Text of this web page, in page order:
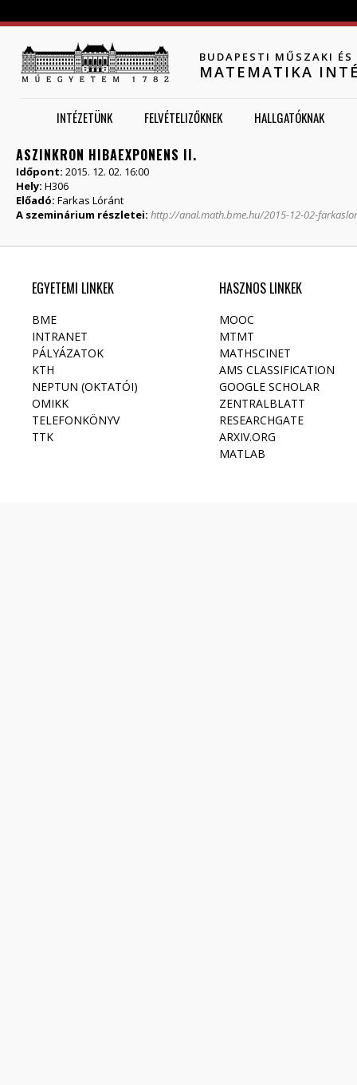
BUDAPESTI MŰSZAKI
MATEMATIKA
INTÉZETÜNK FELVÉTELIZŐKNEK HALLGATÓKNAK
ASZINKRON HIBAEXPONENS II.
Időpont: 2015. 12. 02. 16:00
Hely: H306
Előadó: Farkas Lóránt
A szeminárium részletei: http://anal.math.bme.hu/2015-12-02-
EGYETEMI LINKEK
BME
INTRANET
PÁLYÁZATOK
KTH
NEPTUN (OKTATÓI)
OMIKK
TELEFONKÖNYV
TTK
HASZNOS LINKEK
MOOC
MTMT
MATHSCINET
AMS CLASSIFICATION
GOOGLE SCHOLAR
ZENTRALBLATT
RESEARCHGATE
ARXIV.ORG
MATLAB